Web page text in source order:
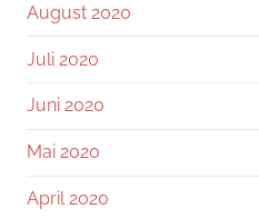
August 2020
Juli 2020
Juni 2020
Mai 2020
April 2020